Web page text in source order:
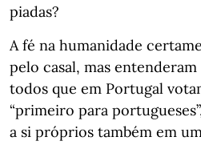
piadas?
A fé na humanidade
pelo casal, mas
todos que em Portugal
“primeiro para
a si próprios também em